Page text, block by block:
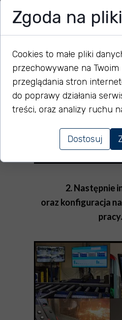
2. Następnie
oraz konfiguracja
pracy.
aspektów
stanowisk
Zgoda na
Cookies to małe pliki
przechowywane na
przeglądania stron
do poprawy działania
treści, oraz analizy ruchu
Dostosuj